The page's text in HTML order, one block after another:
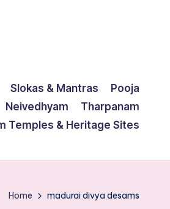
Slokas & Mantras
Pooja
Neivedhyam
Tharpanam
Temples & Heritage Sites
Home madurai divya desams